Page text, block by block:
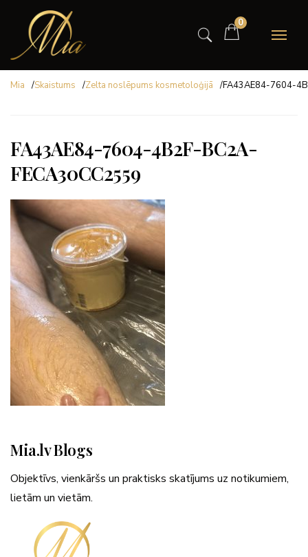
0
Mia /Skaistums /Zelta noslēpums kosmetoloģijā /FA43AE84-7604-
FA43AE84-7604-4B2F-BC2A-
FECA30CC2559
Mia.lv Blogs
Objektīvs, vienkāršs un praktisks skatījums uz notikumiem,
lietām un vietām.